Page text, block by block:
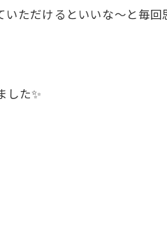
ただけるといいな～と毎
した✨